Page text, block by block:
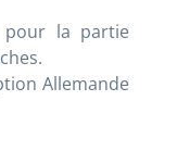
pour la partie
Allemande